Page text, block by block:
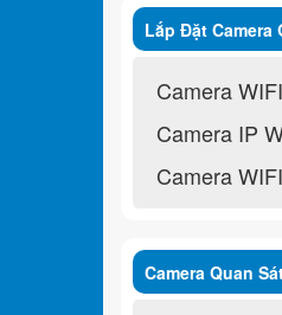
Lắp Đặt Camera
Không Dây
Camera
Camera IP
Camera
Camera Quan